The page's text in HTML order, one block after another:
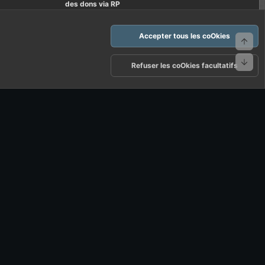
des dons via RP
Politique de confidentialité Aide
R
S
Accepter tous les coOkies
Refuser les coOkies facultatifs